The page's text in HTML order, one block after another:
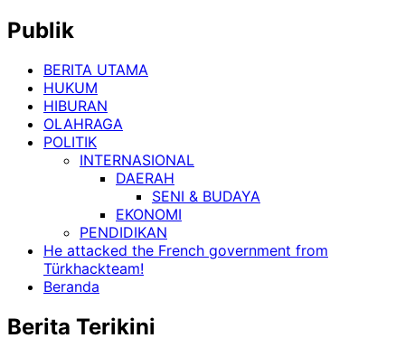
Publik
BERITA UTAMA
HUKUM
HIBURAN
OLAHRAGA
POLITIK
INTERNASIONAL
DAERAH
SENI & BUDAYA
EKONOMI
PENDIDIKAN
He attacked the French government from
Türkhackteam!
Beranda
Berita Terikini